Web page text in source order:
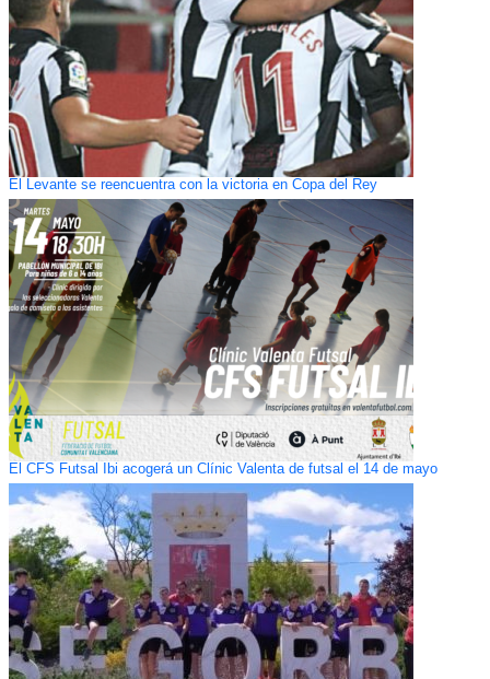
El Levante se reencuentra con la victoria en Copa del Rey
El CFS Futsal Ibi acogerá un Clínic Valenta de futsal el 14 de mayo